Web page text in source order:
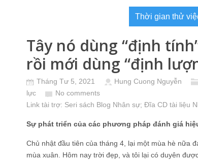
Thời gian thử
Tây nó dùng “định
rồi mới dùng “định
Tháng Tư 5, 2021 Hung Cuong Nguyễn
lực
No comments
Link tài trợ: Seri sách Blog Nhân sự; Đĩa CD tài liệu
Sự phát triển của các phương pháp đánh giá
Chủ nhật đầu tiên của tháng 4, lại một mùa hè nữa
mùa xuân. Hôm nay trời đẹp, và tôi lại có duyên